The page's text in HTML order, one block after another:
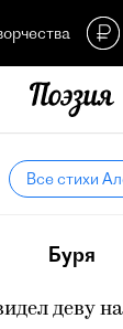
Все стихи
Буря
деву